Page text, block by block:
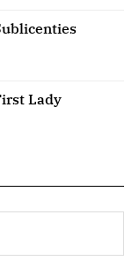
Lady